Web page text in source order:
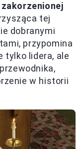
tej
dobranymi
przypomina
tylko lidera, ale
w historii